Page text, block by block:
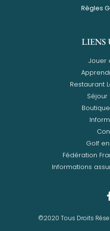
Règles
LIENS
Jouer
Restaurant
Golf
Fédération
Informations
©2020 Tous Droits